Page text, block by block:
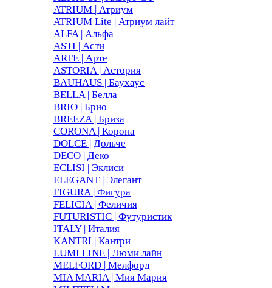
ATRIUM | Атриум
ATRIUM Lite | Атриум лайт
ALFA | Альфа
ASTI | Асти
ARTE | Арте
ASTORIA | Астория
BAUHAUS | Баухаус
BELLA | Белла
BRIO | Брио
BREEZA | Бриза
CORONA | Корона
DOLCE | Дольче
DECO | Деко
ECLISI | Эклиси
ELEGANT | Элегант
FIGURA | Фигура
FELICIA | Феличия
FUTURISTIC | Футуристик
ITALY | Италия
KANTRI | Кантри
LUMI LINE | Люми лайн
MELFORD | Мелфорд
MIA MARIA | Мия Мария